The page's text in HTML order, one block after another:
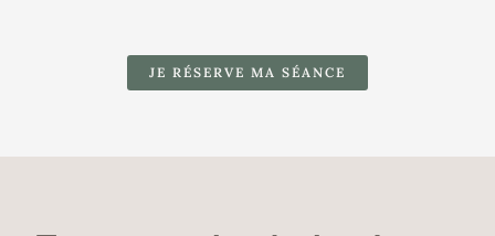
JE RÉSERVE MA SÉANCE